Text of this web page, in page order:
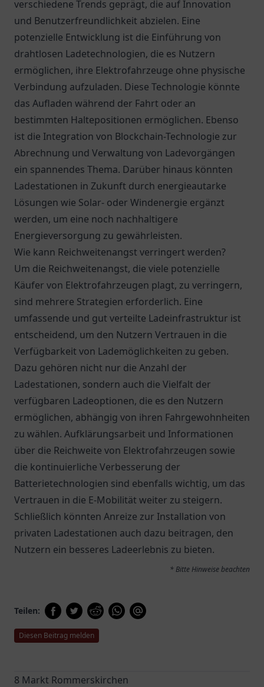
verschiedene Trends geprägt, die auf Innovation
und Benutzerfreundlichkeit abzielen. Eine
potenzielle Entwicklung ist die Einführung von
drahtlosen Ladetechnologien, die es Nutzern
ermöglichen, ihre Elektrofahrzeuge ohne physische
Verbindung aufzuladen. Diese Technologie könnte
das Aufladen während der Fahrt oder an
bestimmten Haltepositionen ermöglichen. Ebenso
ist die Integration von Blockchain-Technologie zur
Abrechnung und Verwaltung von Ladevorgängen
ein spannendes Thema. Darüber hinaus könnten
Ladestationen in Zukunft durch energieautarke
Lösungen wie Solar- oder Windenergie ergänzt
werden, um eine noch nachhaltigere
Energieversorgung zu gewährleisten.
Wie kann Reichweitenangst verringert werden?
Um die Reichweitenangst, die viele potenzielle
Käufer von Elektrofahrzeugen plagt, zu verringern,
sind mehrere Strategien erforderlich. Eine
umfassende und gut verteilte Ladeinfrastruktur ist
entscheidend, um den Nutzern Vertrauen in die
Verfügbarkeit von Lademöglichkeiten zu geben.
Dazu gehören nicht nur die Anzahl der
Ladestationen, sondern auch die Vielfalt der
verfügbaren Ladeoptionen, die es den Nutzern
ermöglichen, abhängig von ihren Fahrgewohnheiten
zu wählen. Aufklärungsarbeit und Informationen
über die Reichweite von Elektrofahrzeugen sowie
die kontinuierliche Verbesserung der
Batterietechnologien sind ebenfalls wichtig, um das
Vertrauen in die E-Mobilität weiter zu steigern.
Schließlich könnten Anreize zur Installation von
privaten Ladestationen auch dazu beitragen, den
Nutzern ein besseres Ladeerlebnis zu bieten.
* Bitte Hinweise beachten
Teilen:
Diesen Beitrag melden
8 Markt Rommerskirchen